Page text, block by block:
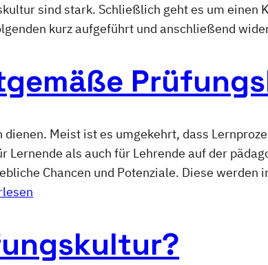
sind stark. Schließlich geht es um
kurz aufgeführt und anschließend
Meist ist es umgekehrt, dass
als auch für Lehrende auf der
Chancen und Potenziale. Diese werden